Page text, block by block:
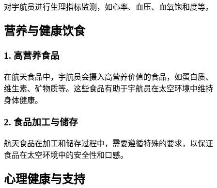
对宇航员进行生理指标监测，如心率、血压、血氧饱和度等。
营养与健康饮食
1. 高营养食品
在航天食品中，宇航员会摄入高营养价值的食品，如蛋白质、
维生素、矿物质等。这些食品有助于宇航员在太空环境中维持
身体健康。
2. 食品加工与储存
航天食品在加工和储存过程中，需要遵循特殊的要求，以保证
食品在太空环境中的安全性和口感。
心理健康与支持